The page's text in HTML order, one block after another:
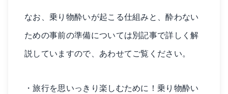
なお、乗り物酔いが起こる仕組みと、酔わない
ための事前の準備については別記事で詳しく解
説していますので、あわせてご覧ください。
・旅行を思いっきり楽しむために！乗り物酔い